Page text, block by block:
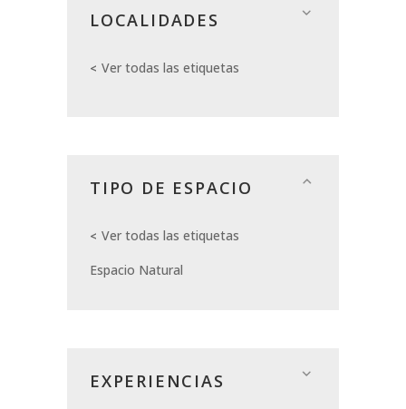
LOCALIDADES
Ver todas las etiquetas
TIPO DE ESPACIO
Ver todas las etiquetas
Espacio Natural
EXPERIENCIAS